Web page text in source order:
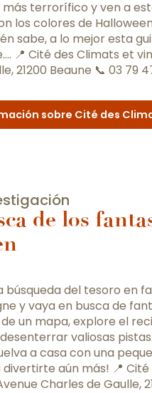
más terrorífico y ven a
los colores de
sabe, a lo mejor esta
📍 Cité des Climats et
21200 Beaune 📞 03 79
sobre Cité des
de los
búsqueda del tesoro en
y vaya en busca de
de un mapa, explore el
valiosas
a casa con una
aún más! 📍
Charles de Gaulle,